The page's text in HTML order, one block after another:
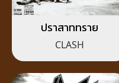
ปราสาททราย
CLASH